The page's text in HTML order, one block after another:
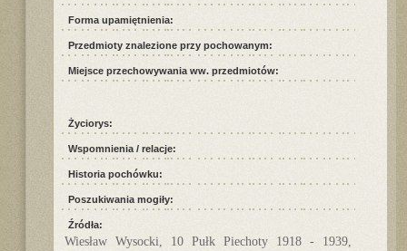
Forma upamiętnienia:
Przedmioty znalezione przy pochowanym:
Miejsce przechowywania ww. przedmiotów:
Życiorys:
Wspomnienia / relacje:
Historia pochówku:
Poszukiwania mogiły:
Źródła:
Wiesław Wysocki, 10 Pułk Piechoty 1918 - 1939,